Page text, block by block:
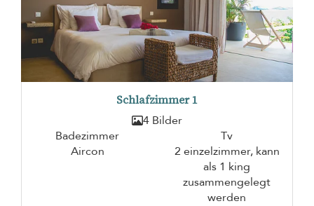
Schlafzimmer 1
4 Bilder
Badezimmer
Tv
Aircon
2 einzelzimmer, kann
als 1 king
zusammengelegt
werden